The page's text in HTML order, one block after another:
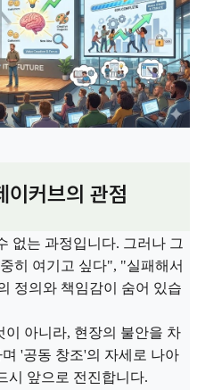
커브의 관점
없는 과정입니다. 그러나 그
히 여기고 싶다", "실패해서
정의와 책임감이 숨어 있습
아니라, 현장의 불안을 차
'공동 창조'의 자세로 나아
시 앞으로 전진합니다.